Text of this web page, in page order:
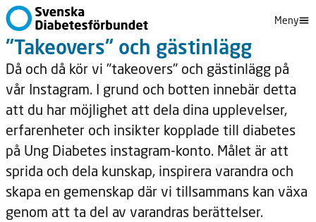
Meny
"Takeovers" och gästinlägg
Då och då kör vi "takeovers" och gästinlägg på
vår Instagram. I grund och botten innebär detta
att du har möjlighet att dela dina upplevelser,
erfarenheter och insikter kopplade till diabetes
på Ung Diabetes instagram-konto. Målet är att
sprida och dela kunskap, inspirera varandra och
skapa en gemenskap där vi tillsammans kan växa
genom att ta del av varandras berättelser.